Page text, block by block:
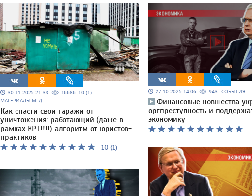
30.11.2025 21:33 16686 10 (1)
МАТЕРИАЛЫ МГД
Как спасти свои гаражи от
уничтожения: работающий (даже в
рамках КРТ!!!!) алгоритм от юристов-
практиков
10 (1)
27.10.2025 14:06 943 СОБЫТИЯ
Финансовые новшества
оргпреступность и
экономику